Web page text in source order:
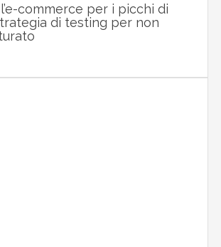
commerce per i picchi di
di testing per non